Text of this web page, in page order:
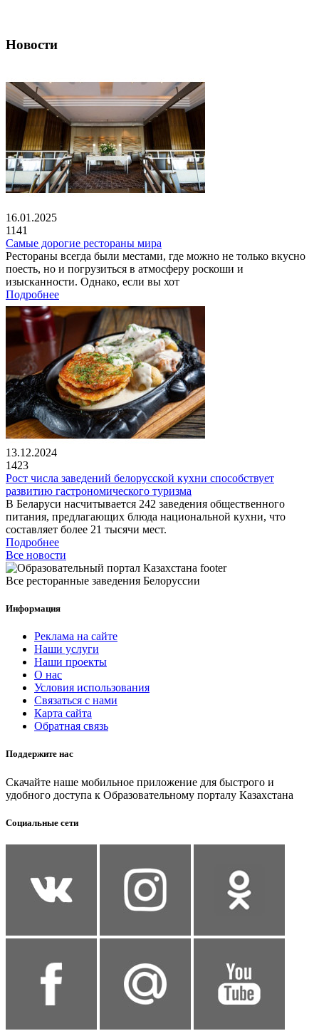
Новости
16.01.2025
1141
Самые дорогие рестораны мира
Рестораны всегда были местами, где можно не только вкусно
поесть, но и погрузиться в атмосферу роскоши и
изысканности. Однако, если вы хот
Подробнее
13.12.2024
1423
Рост числа заведений белорусской кухни способствует
развитию гастрономического туризма
В Беларуси насчитывается 242 заведения общественного
питания, предлагающих блюда национальной кухни, что
составляет более 21 тысячи мест.
Подробнее
Все новости
Все ресторанные заведения Белоруссии
Информация
Реклама на сайте
Наши услуги
Наши проекты
О нас
Условия использования
Связаться с нами
Карта сайта
Обратная связь
Поддержите нас
Скачайте наше мобильное приложение для быстрого и
удобного доступа к Образовательному порталу Казахстана
Социальные сети